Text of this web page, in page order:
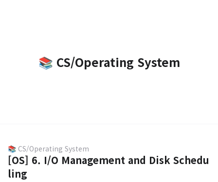
📚 CS/Operating System
📚 CS/Operating System
[OS] 6. I/O Management and Disk Schedu
ling